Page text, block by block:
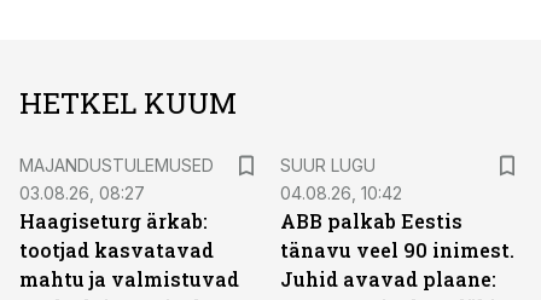
HETKEL KUUM
MAJANDUSTULEMUSED
03.08.26, 08:27
Haagiseturg ärkab:
tootjad kasvatavad
mahtu ja valmistuvad
SUUR LUGU
04.08.26, 10:42
ABB palkab Eestis
tänavu veel 90 inimest.
Juhid avavad plaane: